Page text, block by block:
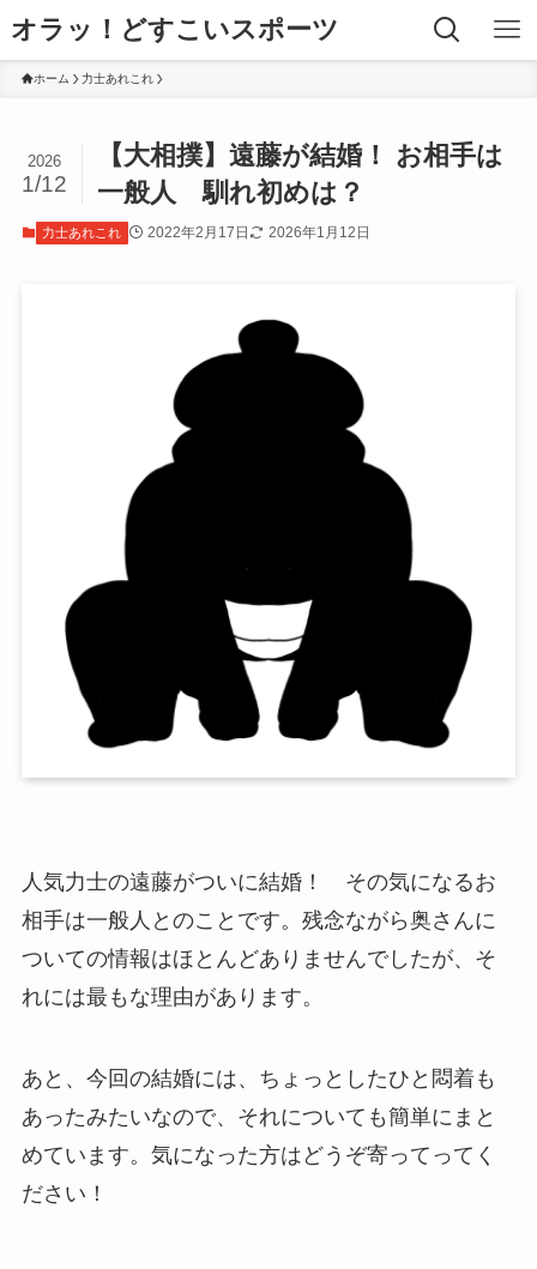
オラッ！どすこいスポーツ
ホーム 力士あれこれ
【大相撲】遠藤が結婚！ お相手は
一般人 馴れ初めは？
2026
1/12
力士あれこれ 2022年2月17日 2026年1月12日
人気力士の遠藤がついに結婚！ その気になるお
相手は一般人とのことです。残念ながら奥さんに
ついての情報はほとんどありませんでしたが、そ
れには最もな理由があります。
あと、今回の結婚には、ちょっとしたひと悶着も
あったみたいなので、それについても簡単にまと
めています。気になった方はどうぞ寄ってってく
ださい！